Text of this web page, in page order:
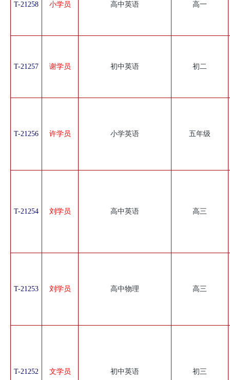
T-21258 小学员 高中英语 高一
T-21257 谢学员 初中英语 初二
T-21256 许学员 小学英语 五年级
T-21254 刘学员 高中英语 高三
T-21253 刘学员 高中物理 高三
T-21252 文学员 初中英语 初三